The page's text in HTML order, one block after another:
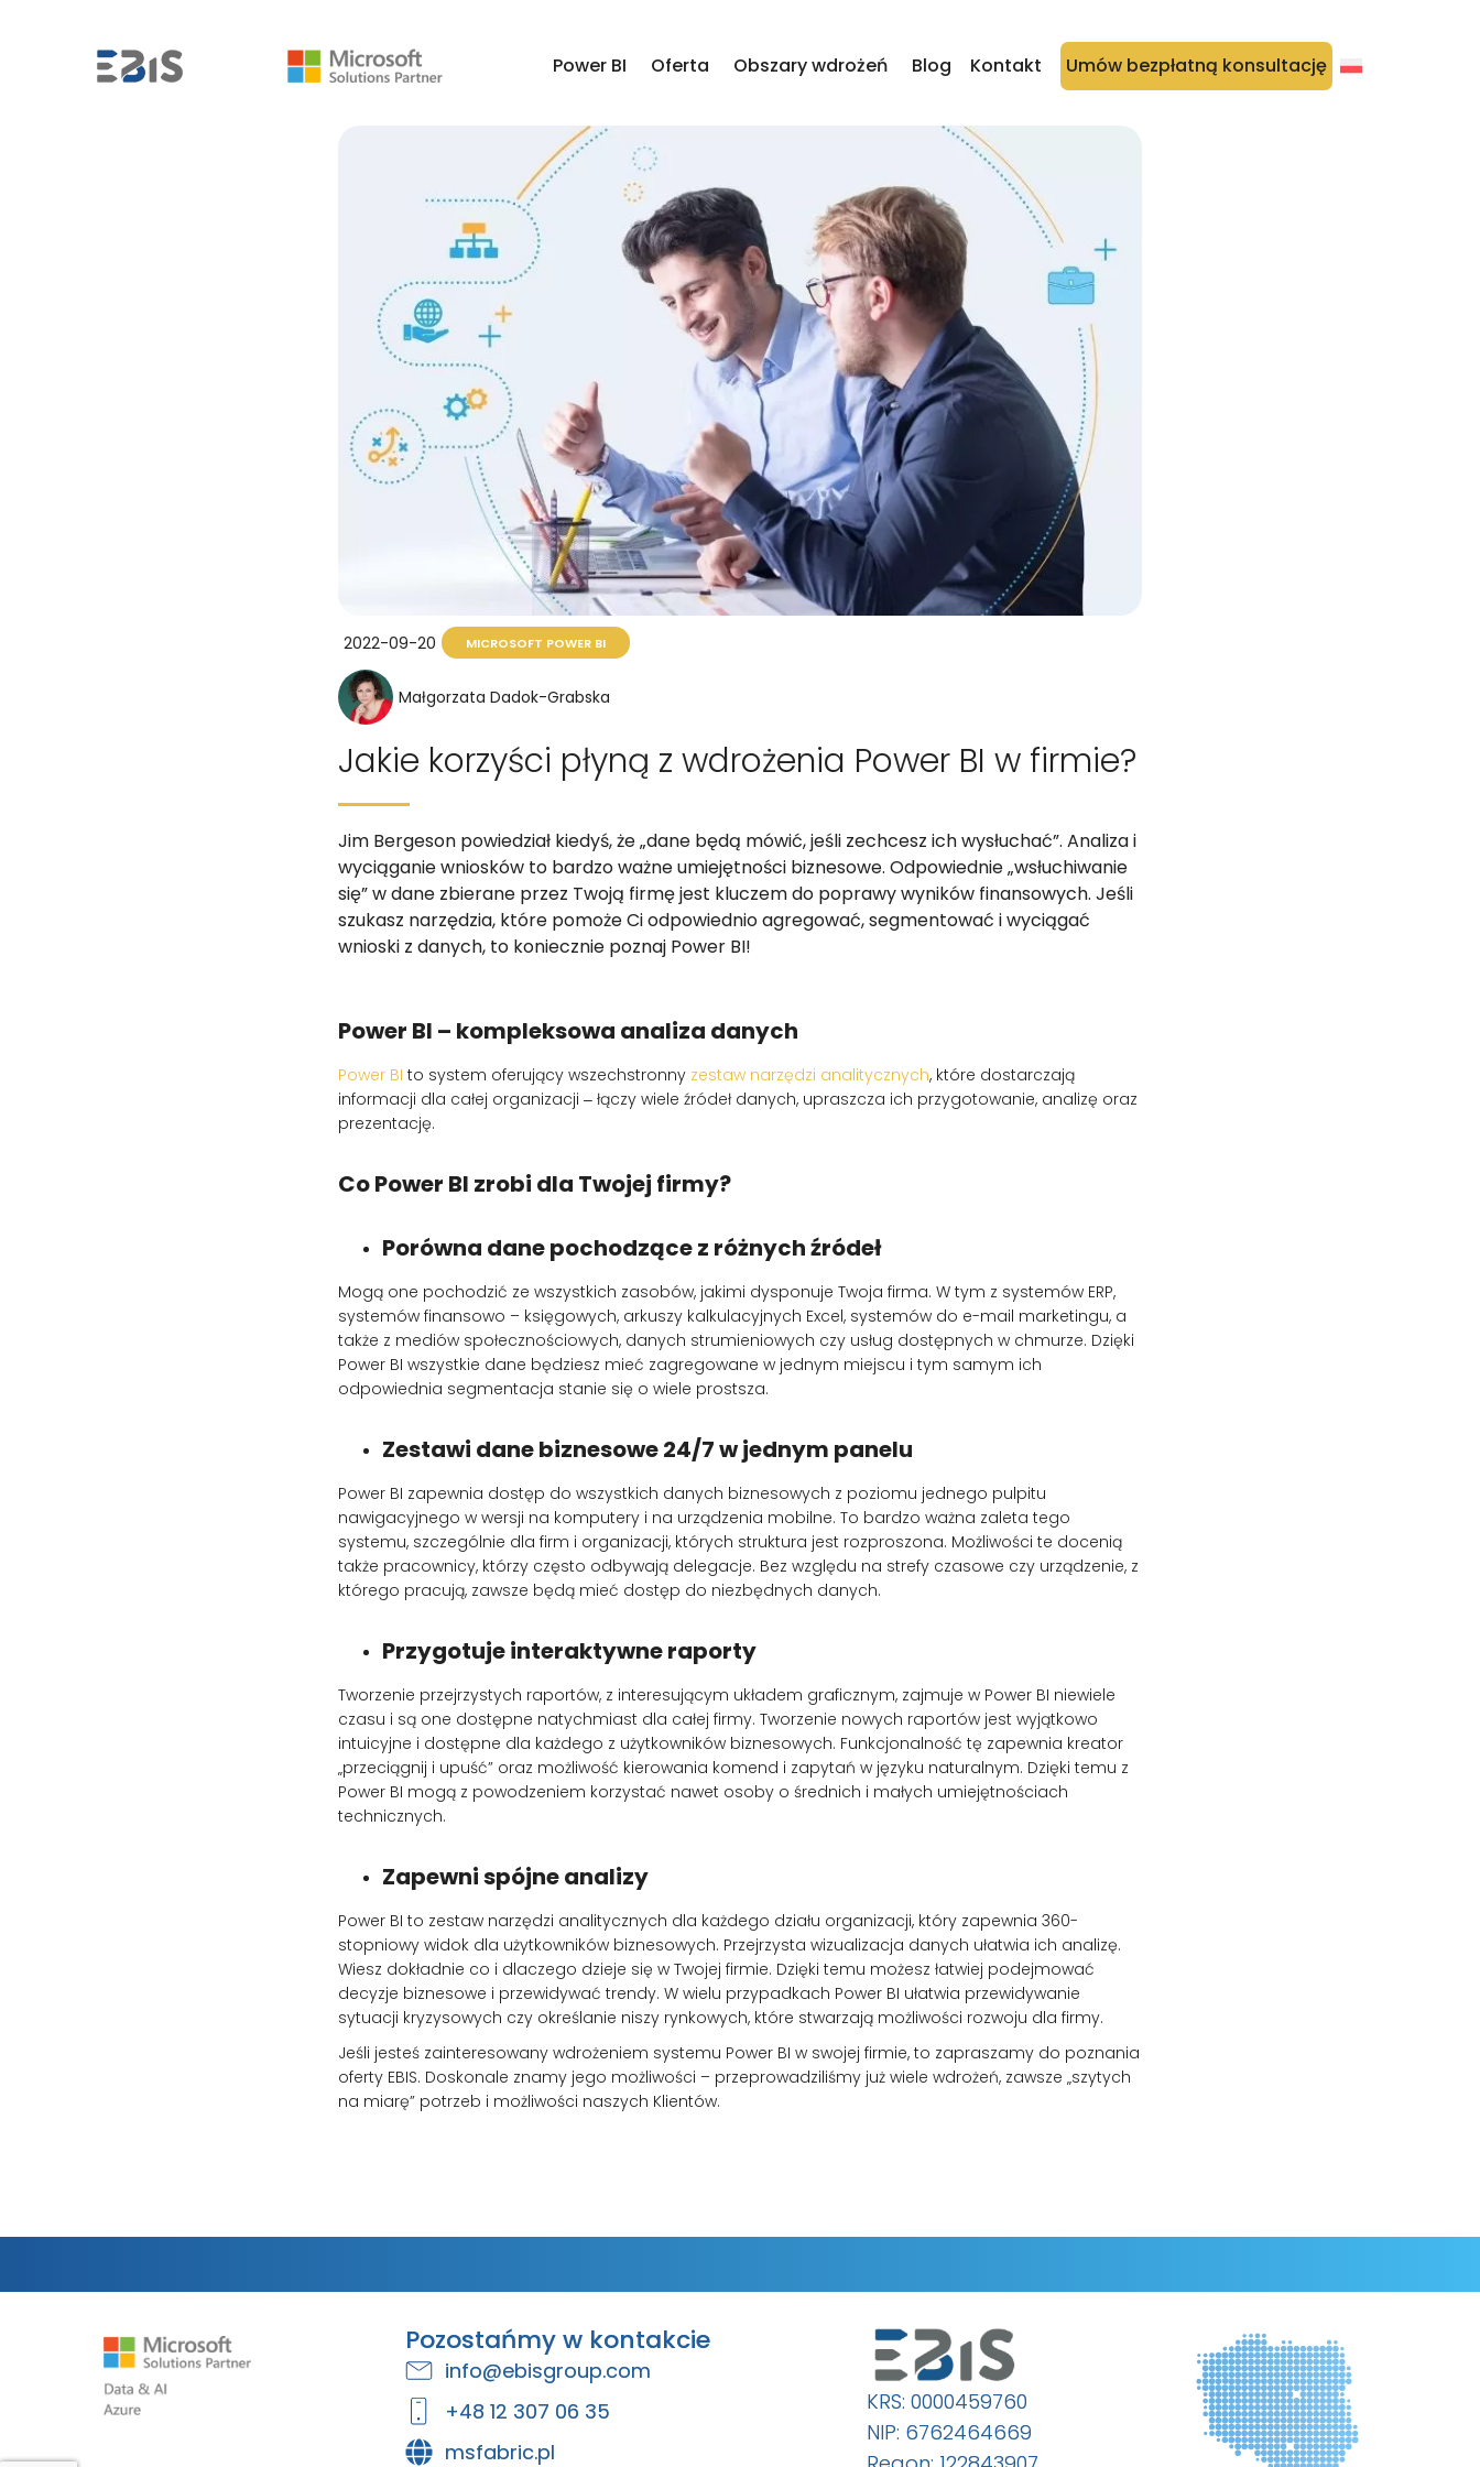
Power BI Oferta Obszary wdrożeń Blog Kontakt Umów bezpłatną konsultację
MICROSOFT POWER BI
2022-09-20 MICROSOFT POWER BI
Małgorzata Dadok-Grabska
Jakie korzyści płyną z wdrożenia Power BI w firmie?
Jim Bergeson powiedział kiedyś, że „dane będą mówić, jeśli zechcesz ich wysłuchać”. Analiza i
wyciąganie wniosków to bardzo ważne umiejętności biznesowe. Odpowiednie „wsłuchiwanie
się” w dane zbierane przez Twoją firmę jest kluczem do poprawy wyników finansowych. Jeśli
szukasz narzędzia, które pomoże Ci odpowiednio agregować, segmentować i wyciągać
wnioski z danych, to koniecznie poznaj Power BI!
Power BI – kompleksowa analiza danych
Power BI to system oferujący wszechstronny zestaw narzędzi analitycznych, które dostarczają
informacji dla całej organizacji ‒ łączy wiele źródeł danych, upraszcza ich przygotowanie, analizę oraz
prezentację.
Co Power BI zrobi dla Twojej firmy?
Porówna dane pochodzące z różnych źródeł
Mogą one pochodzić ze wszystkich zasobów, jakimi dysponuje Twoja firma. W tym z systemów ERP,
systemów finansowo – księgowych, arkuszy kalkulacyjnych Excel, systemów do e-mail marketingu, a
także z mediów społecznościowych, danych strumieniowych czy usług dostępnych w chmurze. Dzięki
Power BI wszystkie dane będziesz mieć zagregowane w jednym miejscu i tym samym ich
odpowiednia segmentacja stanie się o wiele prostsza.
Zestawi dane biznesowe 24/7 w jednym panelu
Power BI zapewnia dostęp do wszystkich danych biznesowych z poziomu jednego pulpitu
nawigacyjnego w wersji na komputery i na urządzenia mobilne. To bardzo ważna zaleta tego
systemu, szczególnie dla firm i organizacji, których struktura jest rozproszona. Możliwości te docenią
także pracownicy, którzy często odbywają delegacje. Bez względu na strefy czasowe czy urządzenie, z
którego pracują, zawsze będą mieć dostęp do niezbędnych danych.
Przygotuje interaktywne raporty
Tworzenie przejrzystych raportów, z interesującym układem graficznym, zajmuje w Power BI niewiele
czasu i są one dostępne natychmiast dla całej firmy. Tworzenie nowych raportów jest wyjątkowo
intuicyjne i dostępne dla każdego z użytkowników biznesowych. Funkcjonalność tę zapewnia kreator
„przeciągnij i upuść” oraz możliwość kierowania komend i zapytań w języku naturalnym. Dzięki temu z
Power BI mogą z powodzeniem korzystać nawet osoby o średnich i małych umiejętnościach
technicznych.
Zapewni spójne analizy
Power BI to zestaw narzędzi analitycznych dla każdego działu organizacji, który zapewnia 360-
stopniowy widok dla użytkowników biznesowych. Przejrzysta wizualizacja danych ułatwia ich analizę.
Wiesz dokładnie co i dlaczego dzieje się w Twojej firmie. Dzięki temu możesz łatwiej podejmować
decyzje biznesowe i przewidywać trendy. W wielu przypadkach Power BI ułatwia przewidywanie
sytuacji kryzysowych czy określanie niszy rynkowych, które stwarzają możliwości rozwoju dla firmy.
Jeśli jesteś zainteresowany wdrożeniem systemu Power BI w swojej firmie, to zapraszamy do poznania
oferty EBIS. Doskonale znamy jego możliwości – przeprowadziliśmy już wiele wdrożeń, zawsze „szytych
na miarę” potrzeb i możliwości naszych Klientów.
Pozostańmy w kontakcie
info@ebisgroup.com
+48 12 307 06 35
msfabric.pl
KRS: 0000459760
NIP: 6762464669